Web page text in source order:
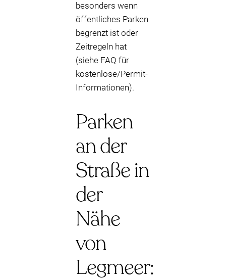
besonders wenn
öffentliches Parken
begrenzt ist oder
Zeitregeln hat
(siehe FAQ für
kostenlose/Permit-
Informationen).
Parken
an der
Straße in
der
Nähe
von
Legmeer: